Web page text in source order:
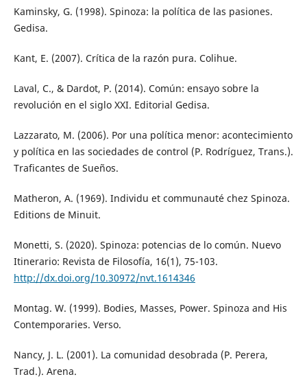
Kaminsky, G. (1998). Spinoza: la política de las pasiones.
Gedisa.
Kant, E. (2007). Crítica de la razón pura. Colihue.
Laval, C., & Dardot, P. (2014). Común: ensayo sobre la
revolución en el siglo XXI. Editorial Gedisa.
Lazzarato, M. (2006). Por una política menor: acontecimiento
y política en las sociedades de control (P. Rodríguez, Trans.).
Traficantes de Sueños.
Matheron, A. (1969). Individu et communauté chez Spinoza.
Editions de Minuit.
Monetti, S. (2020). Spinoza: potencias de lo común. Nuevo
Itinerario: Revista de Filosofía, 16(1), 75-103.
http://dx.doi.org/10.30972/nvt.1614346
Montag. W. (1999). Bodies, Masses, Power. Spinoza and His
Contemporaries. Verso.
Nancy, J. L. (2001). La comunidad desobrada (P. Perera,
Trad.). Arena.